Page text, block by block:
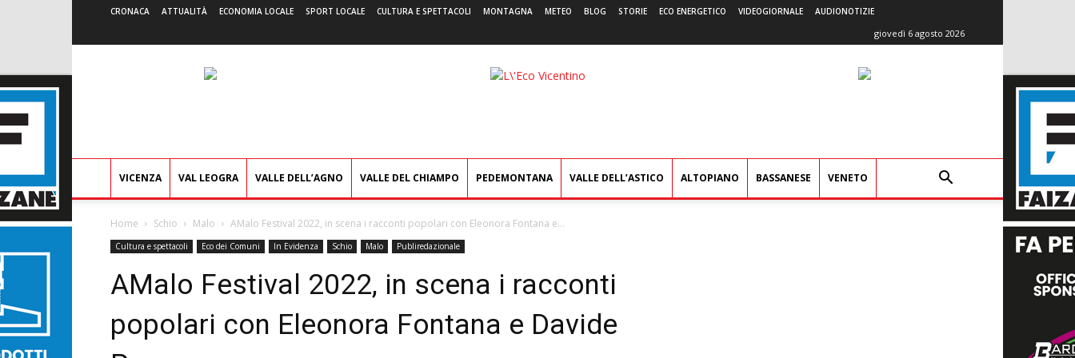
CRONACA ATTUALITÀ ECONOMIA LOCALE SPORT LOCALE CULTURA E SPETTACOLI MONTAGNA METEO BLOG STORIE ECO ENERGETICO VIDEOGIORNALE AUDIONOTIZIE
giovedì 6 agosto 2026
L'Eco
VICENZA VAL LEOGRA VALLE DELL’AGNO VALLE DEL CHIAMPO PEDEMONTANA VALLE DELL’ASTICO ALTOPIANO BASSANESE VENETO
Home Schio Malo AMalo Festival 2022, in scena i racconti popolari con Eleonora Fontana e...
Cultura e spettacoli Eco dei Comuni In Evidenza Schio Malo Publiredazionale
AMalo Festival 2022, in scena i racconti
popolari con Eleonora Fontana e Davide